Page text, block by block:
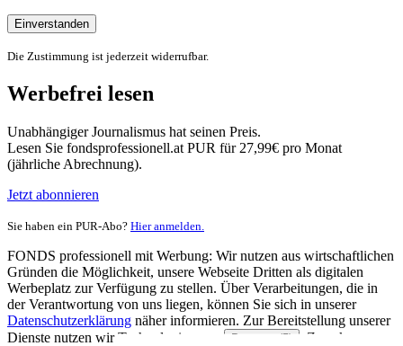
Einverstanden
Die Zustimmung ist jederzeit widerrufbar.
Werbefrei lesen
Unabhängiger Journalismus hat seinen Preis.
Lesen Sie fondsprofessionell.at PUR für 27,99€ pro Monat
(jährliche Abrechnung).
Jetzt abonnieren
Sie haben ein PUR-Abo? Hier anmelden.
FONDS professionell mit Werbung: Wir nutzen aus wirtschaftlichen
Gründen die Möglichkeit, unsere Webseite Dritten als digitalen
Werbeplatz zur Verfügung zu stellen. Über Verarbeitungen, die in
der Verantwortung von uns liegen, können Sie sich in unserer
Datenschutzerklärung näher informieren. Zur Bereitstellung unserer
Dienste nutzen wir Technologien von
Partnern (5)
. Zwecke: